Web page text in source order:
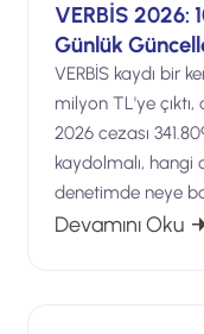
VERBİS 2026:
Günlük
VERBİS kaydı bir
milyon TL'ye
2026 cezası
kaydolmalı, hangi
denetimde neye
Devamını Oku: